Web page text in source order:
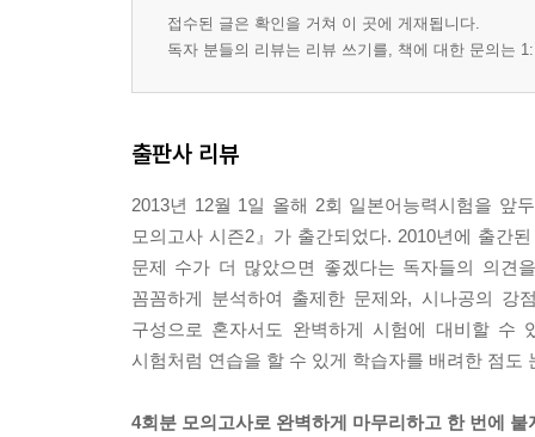
접수된 글은 확인을 거쳐 이 곳에 게재됩니다.
독자 분들의 리뷰는 리뷰 쓰기를, 책에 대한 문의는
출판사 리뷰
2013년 12월 1일 올해 2회 일본어능력시험을 앞
모의고사 시즌2』가 출간되었다. 2010년에 출간
문제 수가 더 많았으면 좋겠다는 독자들의 의견
꼼꼼하게 분석하여 출제한 문제와, 시나공의 강
구성으로 혼자서도 완벽하게 시험에 대비할 수
시험처럼 연습을 할 수 있게 학습자를 배려한 점도
4회분 모의고사로 완벽하게 마무리하고 한 번에 붙